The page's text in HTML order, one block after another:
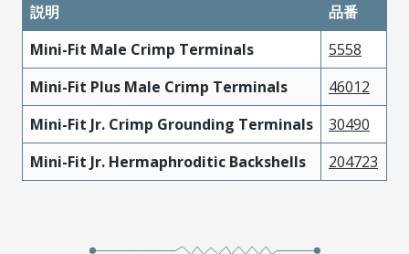
説明
品番
Mini-Fit Male Crimp Terminals
5558
Mini-Fit Plus Male Crimp Terminals
46012
Mini-Fit Jr. Crimp Grounding Terminals
30490
Mini-Fit Jr. Hermaphroditic Backshells
204723